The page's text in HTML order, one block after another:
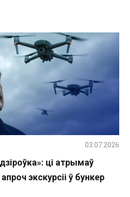
ці атрымаў
экскурсіі ў бункер
03.07.2026